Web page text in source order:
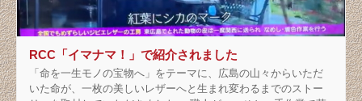
RCC「イマナマ！」で紹介されました
「命を一生モノの宝物へ」をテーマに、広島の山々からいただ
いた命が、一枚の美しいレザーへと生まれ変わるまでのストー